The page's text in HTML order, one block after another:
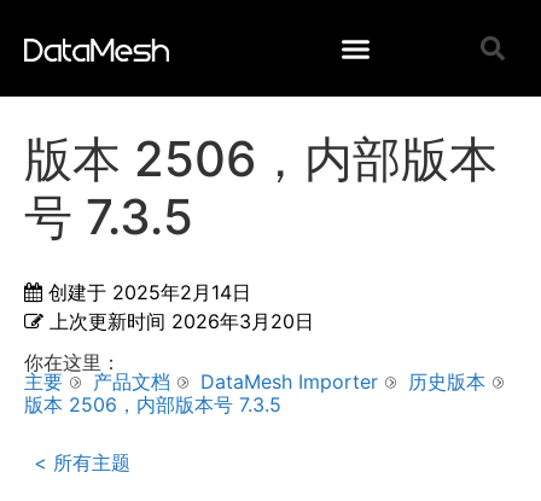
版本 2506，内部版本
号 7.3.5
创建于 2025年2月14日
上次更新时间 2026年3月20日
你在这里：
主要
产品文档 DataMesh Importer
历史版本
版本 2506，内部版本号 7.3.5
< 所有主题